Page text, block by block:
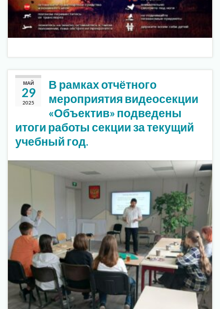
МАЙ
29
2025
В рамках отчётного
мероприятия видеосекции
«Объектив» подведены
итоги работы секции за текущий
учебный год.